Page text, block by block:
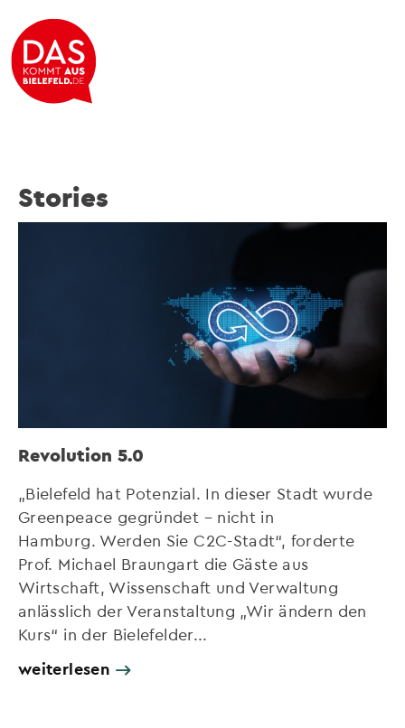
Stories
Revolution 5.0
„Bielefeld hat Potenzial. In dieser Stadt wurde
Greenpeace gegründet – nicht in
Hamburg. Werden Sie C2C-Stadt“, forderte
Prof. Michael Braungart die Gäste aus
Wirtschaft, Wissenschaft und Verwaltung
anlässlich der Veranstaltung „Wir ändern den
Kurs“ in der Bielefelder...
weiterlesen